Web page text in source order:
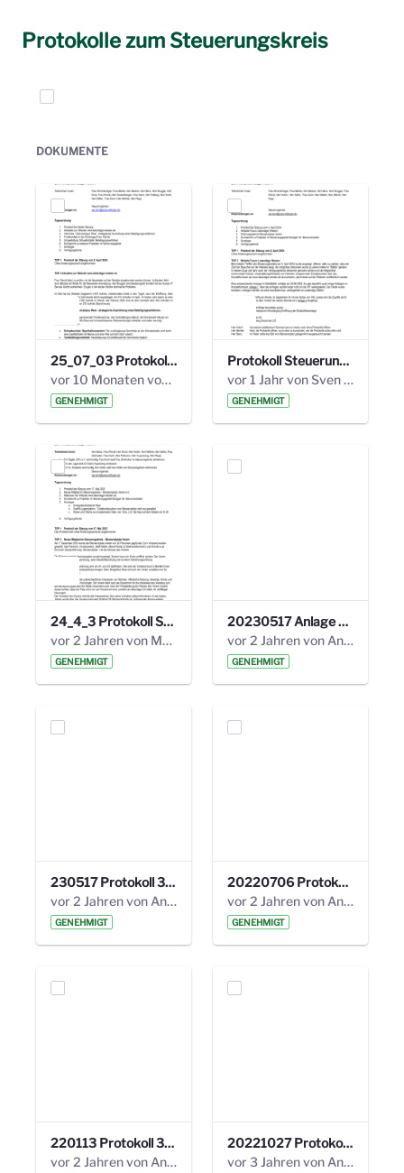
Protokolle zum Steuerungskreis
Elemente auswählen
DOKUMENTE
25_07_03 Protokoll Steuerungskreis.pdf
vor 10 Monaten von Alexander Orlowski
GENEHMIGT
Protokoll Steuerungskreis_06.02.2025 .pdf
vor 1 Jahr von Sven Hitzler
GENEHMIGT
24_4_3 Protokoll Steuerungskreis.pdf
vor 2 Jahren von Marcel Eckert
GENEHMIGT
20230517 Anlage 1_35. Steuerungskreis.pdf
vor 2 Jahren von Anni Schlumberger
GENEHMIGT
230517 Protokoll 35. Steuerungskreis.pdf
vor 2 Jahren von Anni Schlumberger
GENEHMIGT
20220706 Protokoll 33. Steuerungskreis.pdf
vor 2 Jahren von Anni Schlumberger
GENEHMIGT
220113 Protokoll 32. Steuerungskreis.pdf
vor 2 Jahren von Anni Schlumberger
20221027 Protokoll 34. Steuerungskreis.pdf
vor 3 Jahren von Anni Schlumberger